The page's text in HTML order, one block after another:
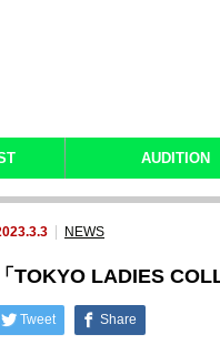
AUDITION
NEWS
「TOKYO LADIES
Tweet Share